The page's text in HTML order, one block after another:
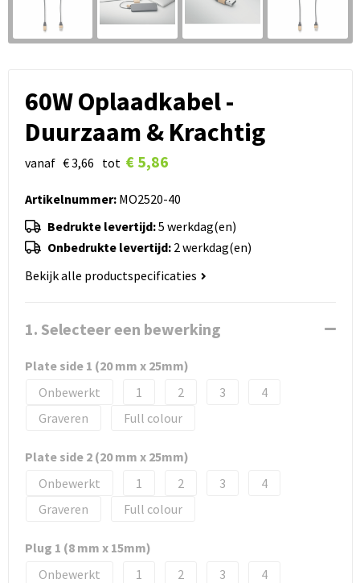
60W Oplaadkabel -
Duurzaam & Krachtig
vanaf € 3,66 tot € 5,86
Artikelnummer:MO2520-40
Bedrukte levertijd:5 werkdag(en)
Onbedrukte levertijd: 2 werkdag(en)
Bekijk alle productspecificaties
1. Selecteer een bewerking
Plate side 1 (20 mm x 25mm)
Onbewerkt
1 2 3
4
Graveren
Full colour
Plate side 2 (20 mm x 25mm)
Onbewerkt
1 2 3
4
Graveren
Full colour
Plug 1 (8 mm x 15mm)
Onbewerkt
1 2 3
4